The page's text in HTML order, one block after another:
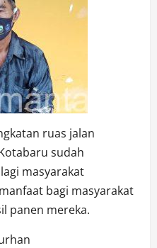
ruas jalan
sudah
masyarakat
bagi masyarakat
panen mereka.